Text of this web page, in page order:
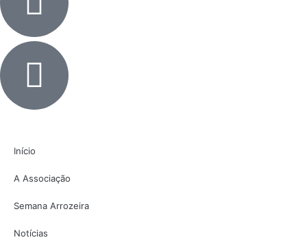
Início
A Associação
Semana Arrozeira
Notícias